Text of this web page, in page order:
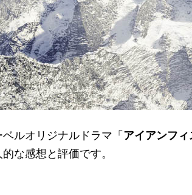
ベルオリジナルドラマ「 アイアンフィ
な感想と評価です。